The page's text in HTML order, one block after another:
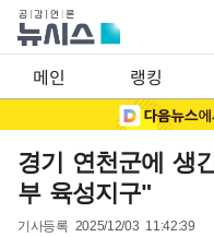
메인 랭킹
경기 연천군에 생
부 육성지구"
기사등록 2025/12/03 11:42:39